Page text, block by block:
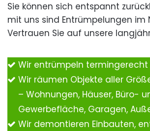
Sie können sich entspannt
mit uns sind Entrümpelungen im
Vertrauen Sie auf unsere
Wir entrümpeln
Wir räumen Objekte aller
– Wohnungen, Häuser, Büro-
Gewerbefläche, Garagen,
Wir demontieren Einbauten,